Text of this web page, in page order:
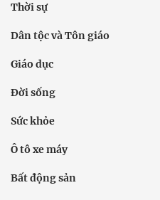
Thời sự
Dân tộc và Tôn giáo
Giáo dục
Đời sống
Sức khỏe
Ô tô xe máy
Bất động sản